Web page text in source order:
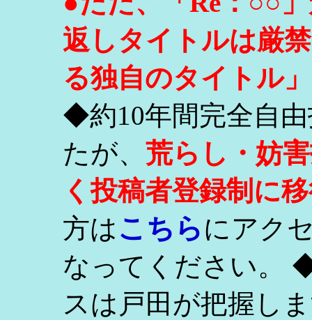
返しタイトルは厳
る独自のタイトル
◆約10年間完全自
たが、 荒らし・妨
く投稿者登録制に
方はこちらにアク
なってください。
スは戸田が把握し